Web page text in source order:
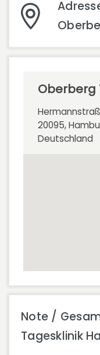
Oberberg
20095,
Deutschland
Note /
Tagesklinik